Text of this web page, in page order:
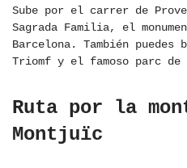
Sube por el carrer de
Sagrada Familia, el
Barcelona. También
Triomf y el famoso parc
Ruta por la
Montjuïc